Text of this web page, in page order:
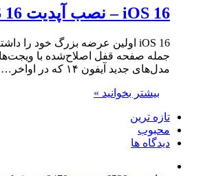
iOS 16 – نصب آپدیت IOS 16 برای ایفون
مدل‌های جدید آیفون ۱۴ که در اواخر…
بیشتر بخوانید »
تازه ترین
محبوب
دیدگاه ها